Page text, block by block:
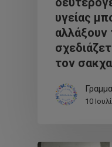
υγείας
τον
10